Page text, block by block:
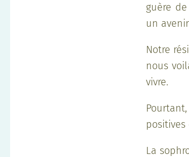
guère
un
Notre
nous
vivre.
La